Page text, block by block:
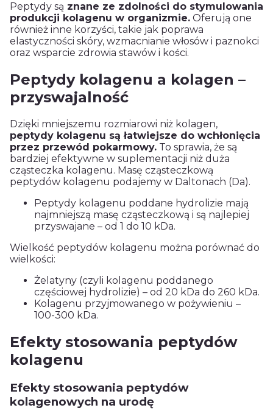
Peptydy są znane ze zdolności do stymulowania
produkcji kolagenu w organizmie. Oferują one
również inne korzyści, takie jak poprawa
elastyczności skóry, wzmacnianie włosów i paznokci
oraz wsparcie zdrowia stawów i kości.
Peptydy kolagenu a kolagen –
przyswajalność
Dzięki mniejszemu rozmiarowi niż kolagen,
peptydy kolagenu są łatwiejsze do wchłonięcia
przez przewód pokarmowy. To sprawia, że są
bardziej efektywne w suplementacji niż duża
cząsteczka kolagenu. Masę cząsteczkową
peptydów kolagenu podajemy w Daltonach (Da).
Peptydy kolagenu poddane hydrolizie mają
najmniejszą masę cząsteczkową i są najlepiej
przyswajane – od 1 do 10 kDa.
Wielkość peptydów kolagenu można porównać do
wielkości:
Żelatyny (czyli kolagenu poddanego
częściowej hydrolizie) – od 20 kDa do 260 kDa.
Kolagenu przyjmowanego w pożywieniu –
100-300 kDa.
Efekty stosowania peptydów
kolagenu
Efekty stosowania peptydów
kolagenowych na urodę